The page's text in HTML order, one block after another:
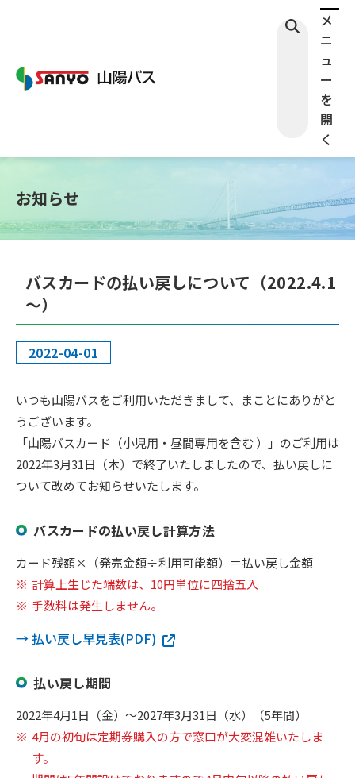
メ
ニ
ュ
ー
を
開
く
お知らせ
バスカードの払い戻しについて（2022.4.1
～）
2022-04-01
いつも山陽バスをご利用いただきまして、まことにありがと
うございます。
「山陽バスカード（小児用・昼間専用を含む ）」のご利用は
2022年3月31日（木）で終了いたしましたので、払い戻しに
ついて改めてお知らせいたします。
バスカードの払い戻し計算方法
カード残額×（発売金額÷利用可能額）＝払い戻し金額
計算上生じた端数は、10円単位に四捨五入
手数料は発生しません。
→ 払い戻し早見表(PDF)
払い戻し期間
2022年4月1日（金）～2027年3月31日（水）（5年間）
4月の初旬は定期券購入の方で窓口が大変混雑いたしま
す。